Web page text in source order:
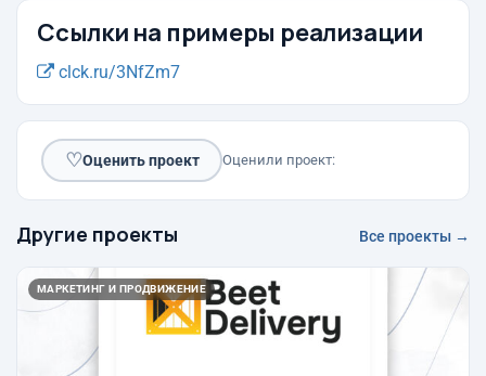
Ссылки на примеры реализации
clck.ru/3NfZm7
♡Оценить проект Оценили проект:
Другие проекты Все проекты →
МАРКЕТИНГ И ПРОДВИЖЕНИЕ